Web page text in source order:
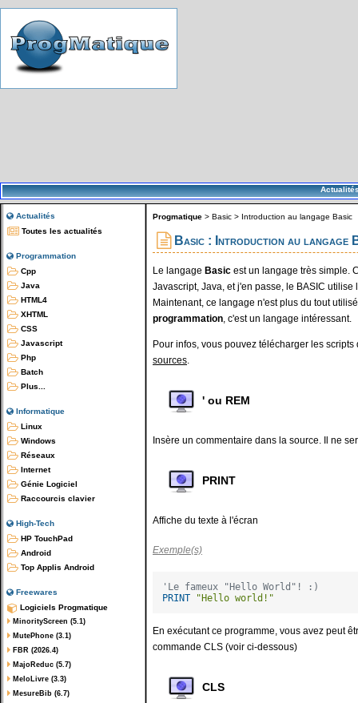
Actualités
Toutes les actualités
Programmation
Cpp
Java
HTML4
XHTML
CSS
Javascript
Php
Batch
Plus...
Informatique
Linux
Windows
Réseaux
Internet
Génie Logiciel
Raccourcis clavier
High-Tech
HP TouchPad
Android
Top Applis Android
Freewares
Logiciels Progmatique
MinorityScreen (5.1)
MutePhone (3.1)
FBR (2026.4)
MajoReduc (5.7)
MeloLivre (3.3)
MesureBib (6.7)
Progmatique > Basic > Introduction au langage Basic
Basic : Introduction au langage
Le langage Basic est un langage très simple.
Javascript, Java, et j'en passe, le BASIC
Maintenant, ce langage n'est plus du tout
programmation , c'est un langage intéressant.
Pour infos, vous pouvez télécharger les
sources
' ou REM
Insère un commentaire dans la source. Il ne
PRINT
Affiche du texte à l'écran
Exemple(s)
'Le fameux "Hello World"! :)
PRINT
"Hello world!"
En exécutant ce programme, vous avez peut
commande CLS (voir ci-dessous)
CLS